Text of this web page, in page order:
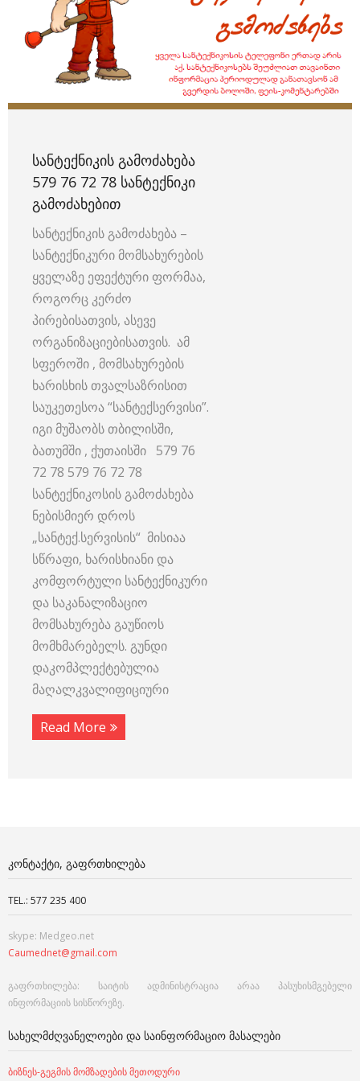
ᲡᲐᲜᲢᲔᲥᲜᲘᲙᲘᲡ ᲒᲐᲛᲝᲫᲐᲮᲔᲑᲐ
579 76 72 78 ᲡᲐᲜᲢᲔᲥᲜᲘᲙᲘ
ᲒᲐᲛᲝᲫᲐᲮᲔᲑᲘᲗ
სანტექნიკის გამოძახება –
სანტექნიკური მომსახურების
ყველაზე ეფექტური ფორმაა,
როგორც კერძო
პირებისათვის, ასევე
ორგანიზაციებისათვის. ამ
სფეროში , მომსახურების
ხარისხის თვალსაზრისით
საუკეთესოა “სანტექსერვისი”.
იგი მუშაობს თბილისში,
ბათუმში , ქუთაისში 579 76
72 78 579 76 72 78
სანტექნიკოსის გამოძახება
ნებისმიერ დროს
„სანტექ.სერვისის“ მისიაა
სწრაფი, ხარისხიანი და
კომფორტული სანტექნიკური
და საკანალიზაციო
მომსახურება გაუწიოს
მომხმარებელს. გუნდი
დაკომპლექტებულია
მაღალკვალიფიციური
Read More
ᲙᲝᲜᲢᲐᲥᲢᲘ, ᲒᲐᲤᲠᲗᲮᲘᲚᲔᲑᲐ
TEL.: 577 235 400
skype: Medgeo.net
Caumednet@gmail.com
გაფრთხილება: საიტის ადმინისტრაცია არაა პასუხისმგებელი
ინფორმაციის სისწორეზე.
ᲡᲐᲮᲔᲚᲛᲫᲦᲕᲐᲜᲔᲚᲝᲔᲑᲘ ᲓᲐ ᲡᲐᲘᲜᲤᲝᲠᲛᲐᲪᲘᲝ ᲛᲐᲡᲐᲚᲔᲑᲘ
ბიზნეს-გეგმის მომზადების მეთოდური